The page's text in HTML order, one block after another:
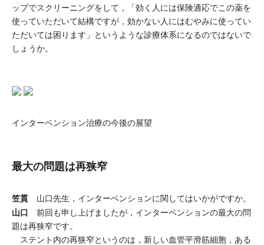
ップでスクリーニングをして，「効く人には保険適応でこの薬を
使っていただいて結構ですが，効かない人にはむやみに使ってい
ただいては困ります」というような診療体系になるのではないで
しょうか。
インターベンション治療の今後の展望
最大の問題は再狭窄
笠貫 山口先生，インターベンションに関してはいかがですか。
山口 前回も申し上げましたが，インターベンションの最大の問
題は再狭窄です。
ステント内の再狭窄というのは，新しい血管平滑筋細胞，ある